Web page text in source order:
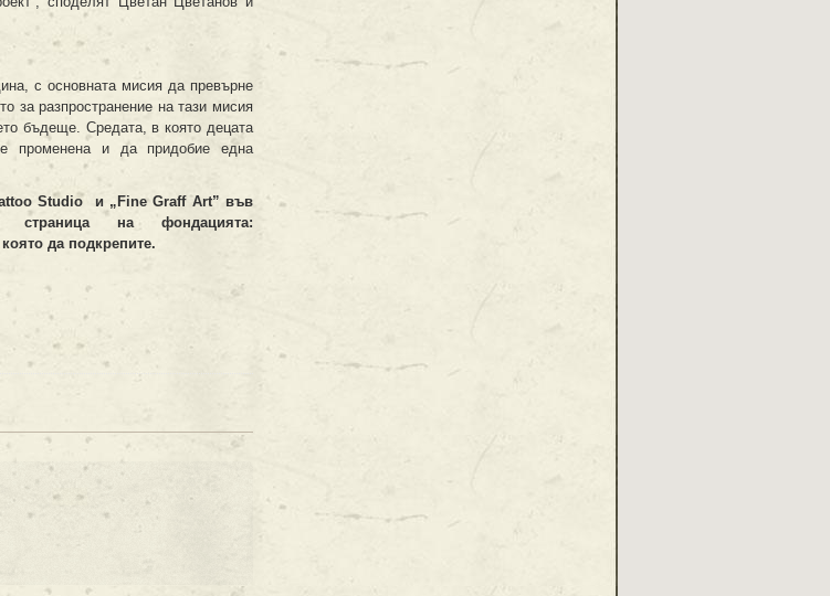
с основната мисия да превърне
за разпространение на тази мисия
бъдеще. Средата, в която децата
променена и да придобие една
Studio и „Fine Graff Art” във
на фондацията:
да подкрепите.